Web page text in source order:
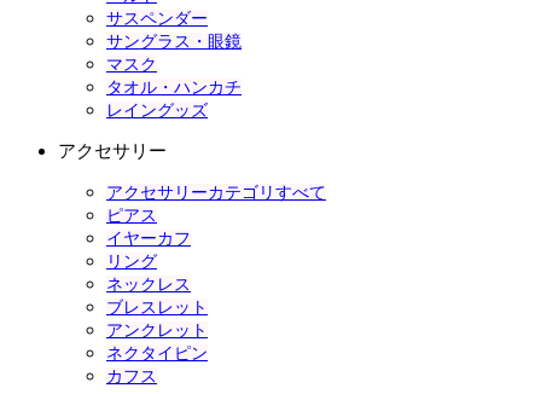
サスペンダー
サングラス・眼鏡
マスク
タオル・ハンカチ
レイングッズ
アクセサリー
アクセサリーカテゴリすべて
ピアス
イヤーカフ
リング
ネックレス
ブレスレット
アンクレット
ネクタイピン
カフス